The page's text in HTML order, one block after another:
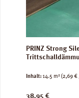
PRINZ Strong
Inhalt:14.5 m²(2,69 €
Regulärer Preis:
38,95 €